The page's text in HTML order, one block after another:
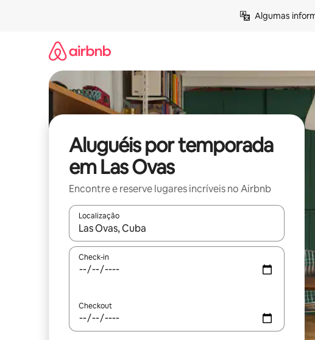
Algumas
Aluguéis por temporada
em Las Ovas
Encontre e reserve lugares incríveis no Airbnb
Localização
Quando os resultados estiverem disponíveis, explore-os
Check-in
Checkout